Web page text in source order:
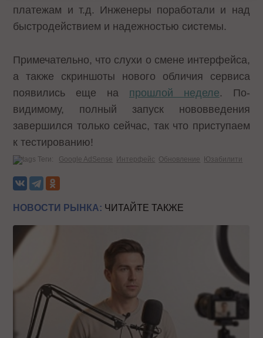
платежам и т.д. Инженеры поработали и над
быстродействием и надежностью системы.
Примечательно, что слухи о смене интерфейса,
а также скриншоты нового обличия сервиса
появились еще на прошлой неделе. По-
видимому, полный запуск нововведения
завершился только сейчас, так что приступаем
к тестированию!
Теги: Google AdSense Интерфейс Обновление Юзабилити
НОВОСТИ РЫНКА: ЧИТАЙТЕ ТАКЖЕ